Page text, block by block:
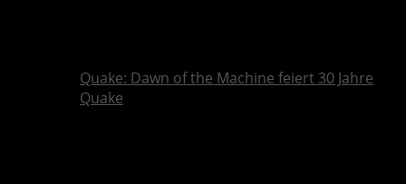
Quake: Dawn of the Machine feiert 30 Jahre
Quake